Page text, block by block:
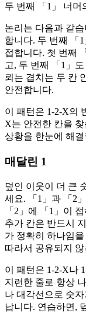
두 번째 「1」 너머
논리는 다음과 같
합니다. 두 번째 「
접합니다. 첫 번째
고, 두 번째 「1」
뢰는 겹치는 두 칸
안전합니다.
이 패턴은 1-2-X의
X는 안전한 칸을
상황을 한눈에 해
매달린 1
덮인 이웃이 더 큰
세요. 「1」과 「2
「2」에 「1」이
추가 칸은 반드시
가 정확히 하나임
따라서 공유되지
이 패턴은 1-2-X나
지런한 줄로 항상
나 대각선으로 숫
납니다. 연습하면,